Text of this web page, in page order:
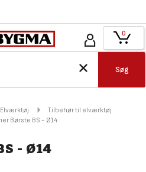
Søg
0
Elværktøj
Tilbehør til elværktøj
Børste BS - Ø14
- Ø14